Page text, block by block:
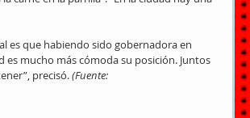
es que habiendo sido gobernadora en
es mucho más cómoda su posición. Juntos
precisó. (Fuente: